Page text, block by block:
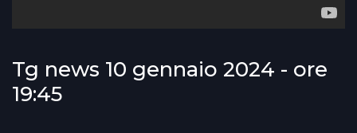
Tg news 10 gennaio 2024 - ore
19:45